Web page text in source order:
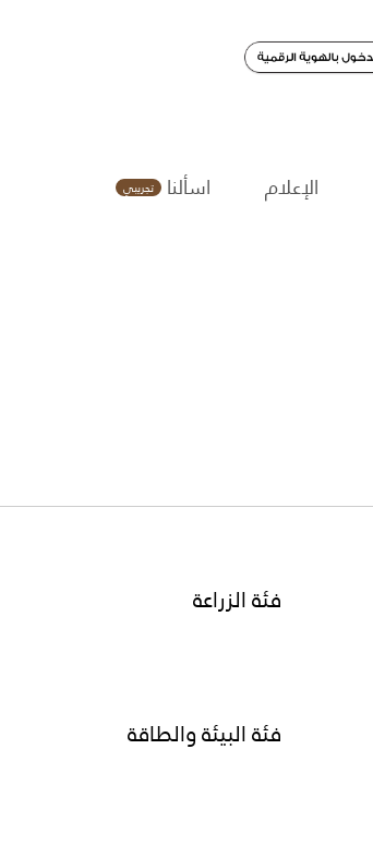
الإعلام اسألنا تجريبي
فئة الزراعة
فئة البيئة والطاقة